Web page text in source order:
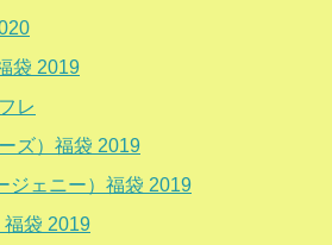
袋 2019
レ
ズ）福袋 2019
ジェニー）福袋 2019
福袋 2019